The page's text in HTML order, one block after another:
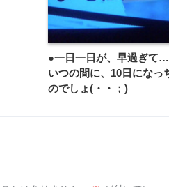
●一日一日が、早過ぎて
いつの間に、10日になっ
のでしょ(・・；)